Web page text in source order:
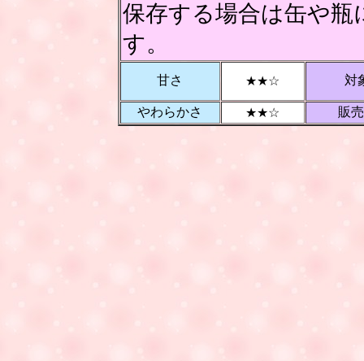
保存する場合は缶や
す。
甘さ ★★☆ 対
やわらかさ ★★☆ 販